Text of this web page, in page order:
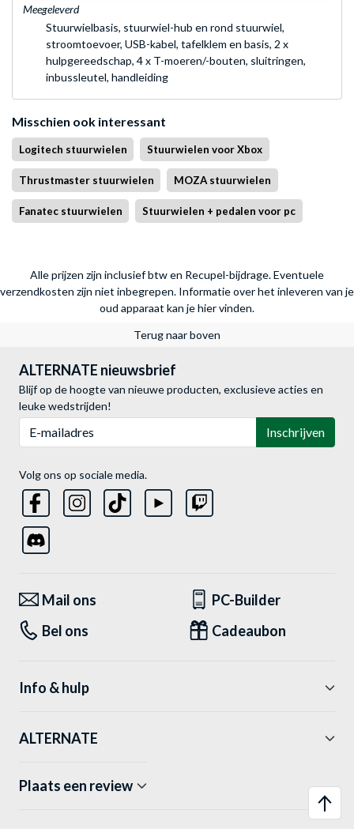
Meegeleverd
Stuurwielbasis, stuurwiel-hub en rond stuurwiel,
stroomtoevoer, USB-kabel, tafelklem en basis, 2 x
hulpgereedschap, 4 x T-moeren/-bouten, sluitringen,
inbussleutel, handleiding
Misschien ook interessant
Logitech stuurwielen Stuurwielen voor Xbox
Thrustmaster stuurwielen MOZA stuurwielen
Fanatec stuurwielen Stuurwielen + pedalen voor pc
Alle prijzen zijn inclusief btw en Recupel-bijdrage. Eventuele
verzendkosten zijn niet inbegrepen. Informatie over het inleveren van je
oud apparaat kan je hier vinden.
Terug naar boven
ALTERNATE nieuwsbrief
Blijf op de hoogte van nieuwe producten, exclusieve acties en
leuke wedstrijden!
Inschrijven
Volg ons op sociale media.
Mail ons
PC-Builder
Bel ons
Cadeaubon
Info & hulp
ALTERNATE
Plaats een review